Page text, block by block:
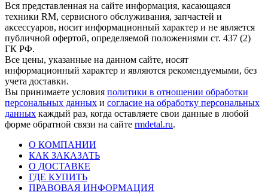
Вся представленная на сайте информация, касающаяся
техники RM, сервисного обслуживания, запчастей и
аксессуаров, носит информационный характер и не является
публичной офертой, определяемой положениями ст. 437 (2)
ГК РФ.
Все цены, указанные на данном сайте, носят
информационный характер и являются рекомендуемыми, без
учета доставки.
Вы принимаете условия политики в отношении обработки
персональных данных и согласие на обработку персональных
данных каждый раз, когда оставляете свои данные в любой
форме обратной связи на сайте rmdetal.ru.
О КОМПАНИИ
КАК ЗАКАЗАТЬ
О ДОСТАВКЕ
ГДЕ КУПИТЬ
ПРАВОВАЯ ИНФОРМАЦИЯ